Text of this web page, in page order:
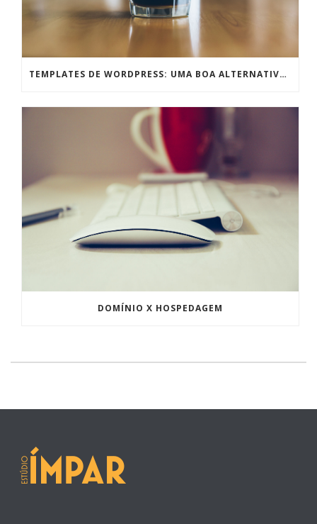
TEMPLATES DE WORDPRESS: UMA BOA ALTERNATIVA PRA TEMPOS DE CRISE
DOMÍNIO X HOSPEDAGEM